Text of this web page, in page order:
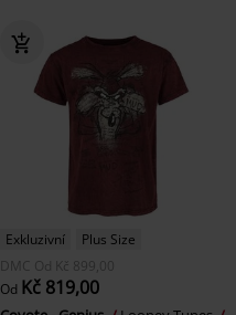
Exkluzivní
Plus Size
DMC Od Kč 899,00
Od Kč 819,00